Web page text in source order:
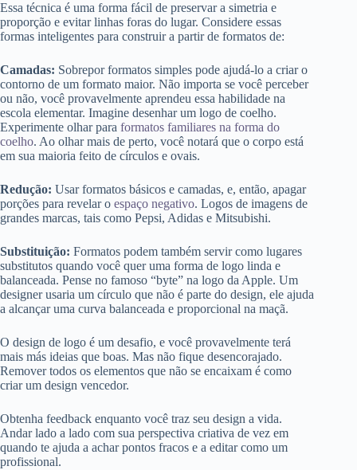
Essa técnica é uma forma fácil de preservar a simetria e
proporção e evitar linhas foras do lugar. Considere essas
formas inteligentes para construir a partir de formatos de:
Camadas: Sobrepor formatos simples pode ajudá-lo a criar o
contorno de um formato maior. Não importa se você perceber
ou não, você provavelmente aprendeu essa habilidade na
escola elementar. Imagine desenhar um logo de coelho.
Experimente olhar para formatos familiares na forma do
coelho. Ao olhar mais de perto, você notará que o corpo está
em sua maioria feito de círculos e ovais.
Redução: Usar formatos básicos e camadas, e, então, apagar
porções para revelar o espaço negativo. Logos de imagens de
grandes marcas, tais como Pepsi, Adidas e Mitsubishi.
Substituição: Formatos podem também servir como lugares
substitutos quando você quer uma forma de logo linda e
balanceada. Pense no famoso “byte” na logo da Apple. Um
designer usaria um círculo que não é parte do design, ele ajuda
a alcançar uma curva balanceada e proporcional na maçã.
O design de logo é um desafio, e você provavelmente terá
mais más ideias que boas. Mas não fique desencorajado.
Remover todos os elementos que não se encaixam é como
criar um design vencedor.
Obtenha feedback enquanto você traz seu design a vida.
Andar lado a lado com sua perspectiva criativa de vez em
quando te ajuda a achar pontos fracos e a editar como um
profissional.